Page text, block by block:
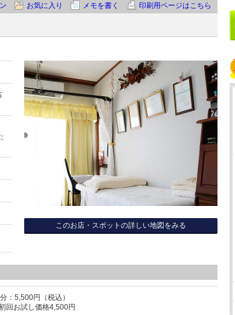
お気に入り メモを書く 印刷用ページはこちら
このお店・スポットの詳しい地図をみる
：5,500円（税込）
回お試し価格4,500円